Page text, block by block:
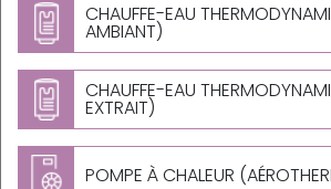
CHAUFFE-EAU
AMBIANT)
CHAUFFE-EAU
EXTRAIT)
POMPE À CHALEUR